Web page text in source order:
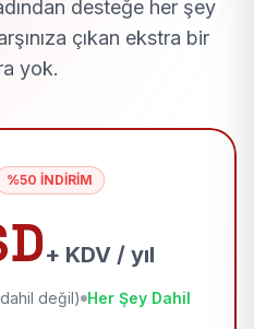
desteğe her şey
çıkan ekstra bir
yok.
%50 İNDİRİM
+ KDV / yıl
değil) Her Şey Dahil